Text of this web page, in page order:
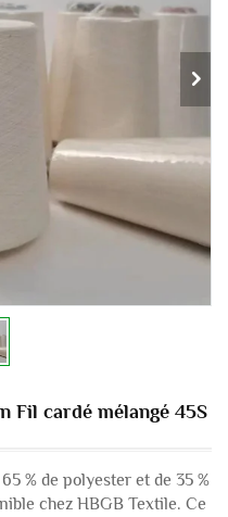
Fil cardé mélangé 45S
% de polyester et de 35 %
chez HBGB Textile. Ce